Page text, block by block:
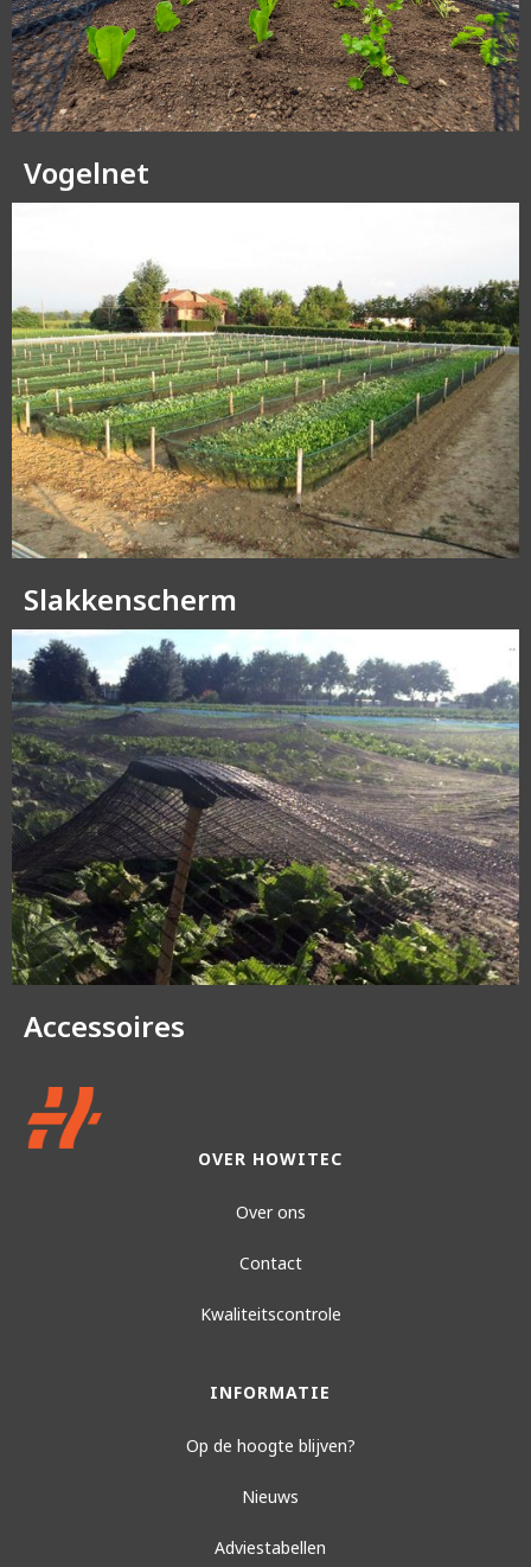
Vogelnet
Slakkenscherm
Accessoires
OVER HOWITEC
Over ons
Contact
Kwaliteitscontrole
INFORMATIE
Op de hoogte blijven?
Nieuws
Adviestabellen